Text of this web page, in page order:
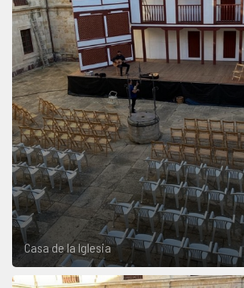
Casa de la Iglesia